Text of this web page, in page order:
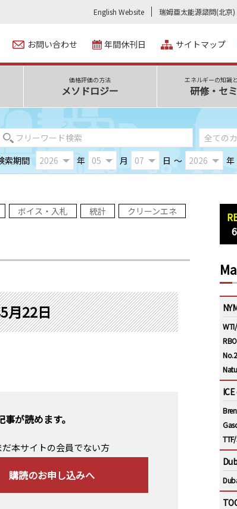
English Website 瑞姆亜太能源諮問(北京)
お問い合わせ 年間休刊日 サイトマップ
価格評価の方法
メソドロジー
エネルギーの知識
研修・セ
索期間 年 月 日 ～ 年
ボイス・入札 統計 クリーンエネ
月22日
が読めます。
だ本サイトの会員でない方
購読のお申し込みへ